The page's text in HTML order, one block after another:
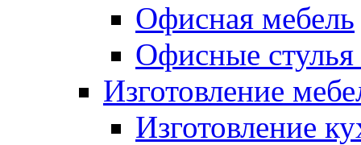
Офисная мебель
Офисные стулья
Изготовление
Изготовление